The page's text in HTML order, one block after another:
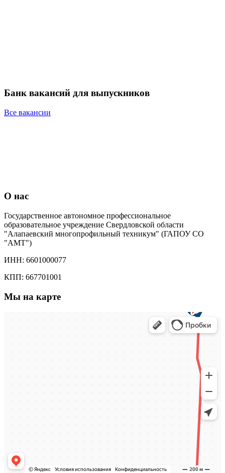
Банк вакансий для выпускников
Все вакансии
О нас
Государственное автономное профессиональное
образовательное учреждение Свердловской области
"Алапаевский многопрофильный техникум" (ГАПОУ СО
"АМТ")
ИНН: 6601000077
КПП: 667701001
Мы на карте